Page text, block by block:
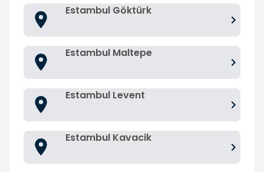
Estambul Göktürk
Estambul Maltepe
Estambul Levent
Estambul Kavacik